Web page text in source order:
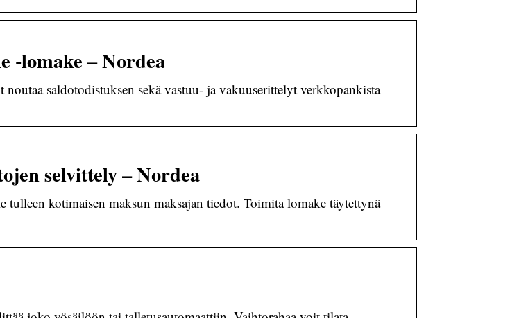
-lomake – Nordea
saldotodistuksen sekä vastuu- ja vakuuserittelyt verkkopankista
selvittely – Nordea
kotimaisen maksun maksajan tiedot. Toimita lomake täytettynä